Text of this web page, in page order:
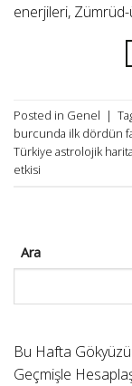
enerjileri,
Posted in Genel |
burcunda ilk dördün
Türkiye astrolojik
etkisi
Ara
Bu Hafta
Geçmişle